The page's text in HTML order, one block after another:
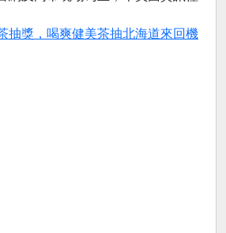
抽獎，喝爽健美茶抽北海道來回機